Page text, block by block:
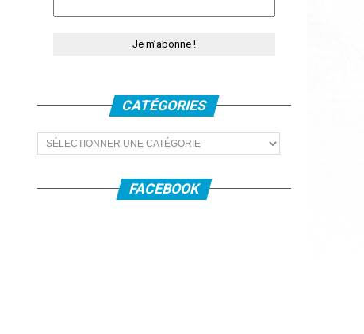
CATÉGORIES
Catégories
FACEBOOK